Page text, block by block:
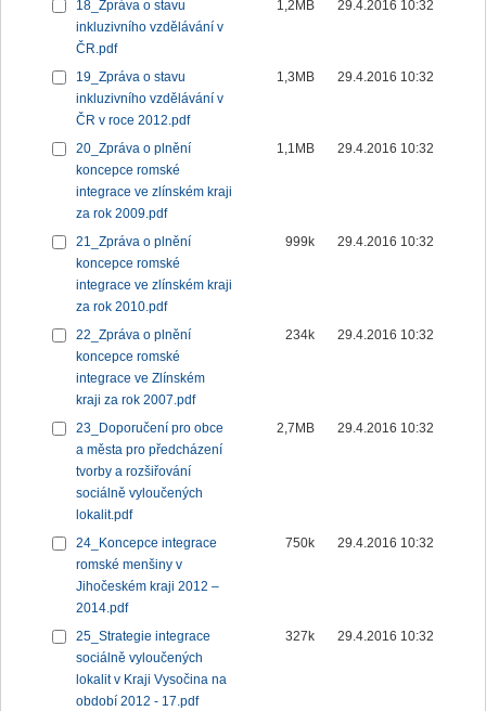
18_Zpráva o stavu
inkluzivního vzdělávání v
ČR.pdf
1,2MB 29.4.2016 10:32
19_Zpráva o stavu
inkluzivního vzdělávání v
ČR v roce 2012.pdf
1,3MB 29.4.2016 10:32
20_Zpráva o plnění
koncepce romské
integrace ve zlínském kraji
za rok 2009.pdf
1,1MB 29.4.2016 10:32
21_Zpráva o plnění
koncepce romské
integrace ve zlínském kraji
za rok 2010.pdf
999k 29.4.2016 10:32
22_Zpráva o plnění
koncepce romské
integrace ve Zlínském
kraji za rok 2007.pdf
234k 29.4.2016 10:32
23_Doporučení pro obce
a města pro předcházení
tvorby a rozšiřování
sociálně vyloučených
lokalit.pdf
2,7MB 29.4.2016 10:32
24_Koncepce integrace
romské menšiny v
Jihočeském kraji 2012 –
2014.pdf
750k 29.4.2016 10:32
25_Strategie integrace
sociálně vyloučených
lokalit v Kraji Vysočina na
období 2012 - 17.pdf
327k 29.4.2016 10:32